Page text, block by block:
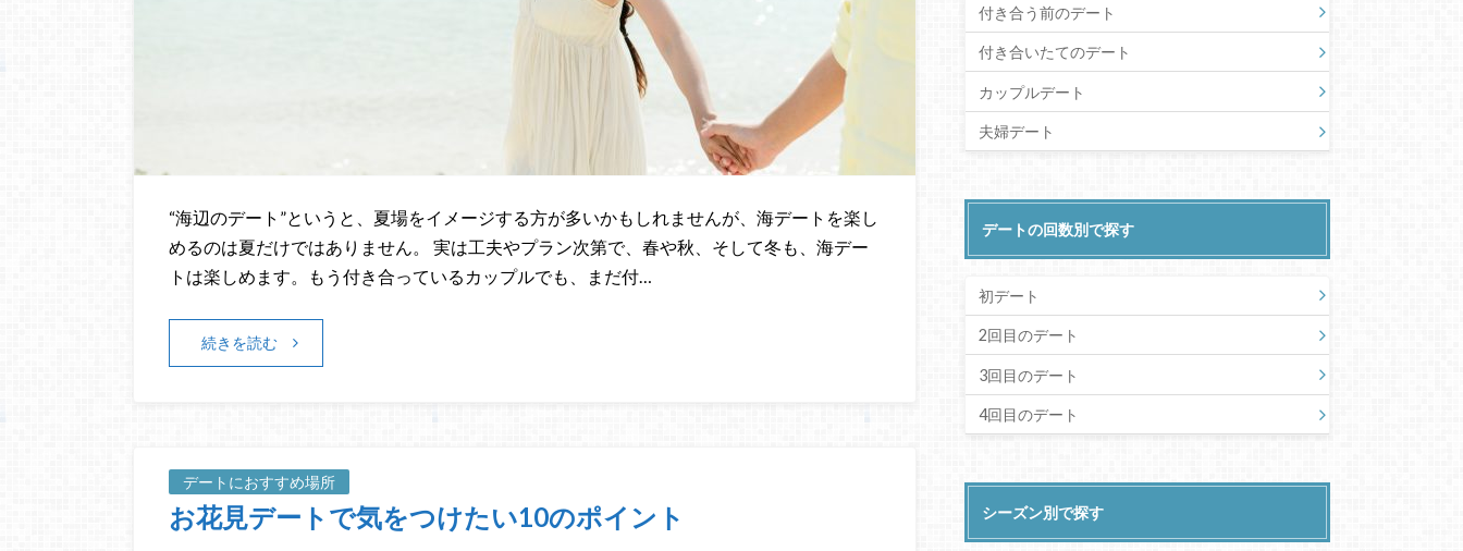
“海辺のデート”というと、夏場をイメージする方が多いかもしれませんが、海デートを楽し
めるのは夏だけではありません。 実は工夫やプラン次第で、春や秋、そして冬も、海デー
トは楽しめます。もう付き合っているカップルでも、まだ付…
続きを読む
デートにおすすめ場所
お花見デートで気をつけたい10のポイント
付き合う前のデート
付き合いたてのデート
カップルデート
夫婦デート
デートの回数別で探す
初デート
2回目のデート
3回目のデート
4回目のデート
シーズン別で探す